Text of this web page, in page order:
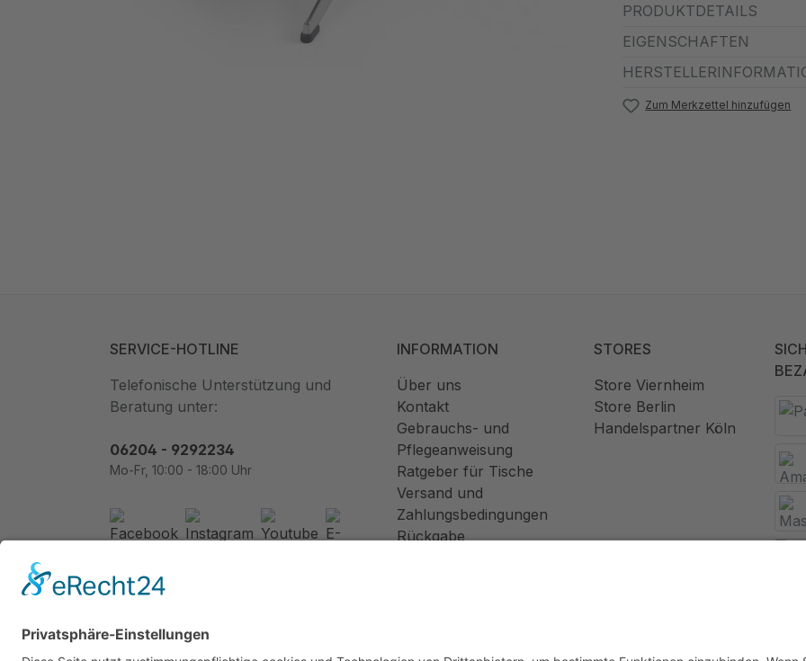
PRODUKTDETAILS
EIGENSCHAFTEN
Zum Merkzettel hinzufügen
SERVICE-HOTLINE
Telefonische Unterstützung und
Beratung unter:
06204 - 9292234
Mo-Fr, 10:00 - 18:00 Uhr
Newsletter abonnieren
INFORMATION
Über uns
Kontakt
Gebrauchs- und
Pflegeanweisung
Ratgeber für Tische
Versand und
Zahlungsbedingungen
Rückgabe
STORES
Store Viernheim
Store Berlin
Handelspartner Köln